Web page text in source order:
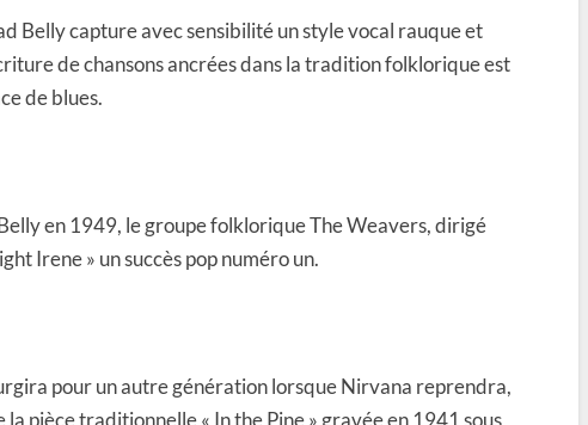
Belly capture avec sensibilité un style vocal rauque et
de chansons ancrées dans la tradition folklorique est
de blues.
en 1949, le groupe folklorique The Weavers, dirigé
Irene » un succès pop numéro un.
pour un autre génération lorsque Nirvana reprendra,